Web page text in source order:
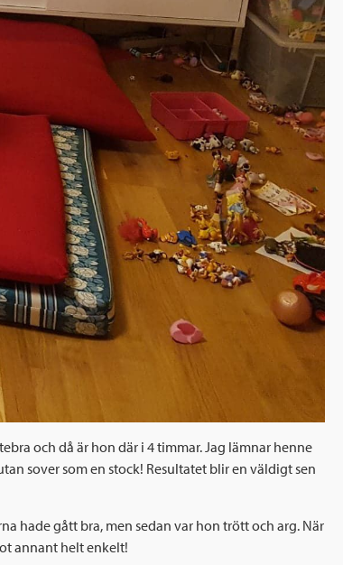
och då är hon där i 4 timmar. Jag lämnar henne
sover som en stock! Resultatet blir en väldigt sen
hade gått bra, men sedan var hon trött och arg. När
annant helt enkelt!